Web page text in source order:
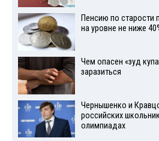
Пенсию по старости
на уровне не ниже
Чем опасен «зуд
заразиться
Чернышенко и
российских
олимпиадах